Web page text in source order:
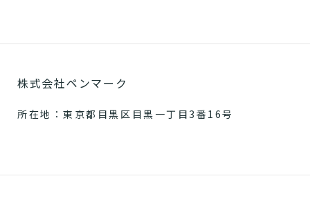
株式会社ペンマーク
所在地：東京都目黒区目黒一丁目3番16号